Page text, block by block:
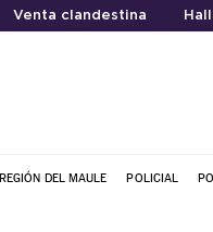
Venta clandestina
REGIÓN DEL MAULE POLICIAL